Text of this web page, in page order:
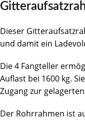
Dieser
und damit ein
Die 4 Fangteller
Auflast bei 1600 kg.
Zugang zur
Der Rohrrahmen ist